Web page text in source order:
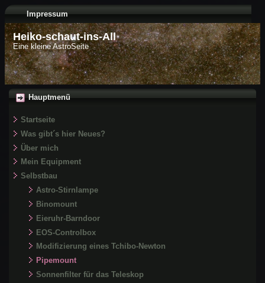
Impressum
Heiko-schaut-ins-All
Eine kleine AstroSeite
Hauptmenü
Startseite
Was gibt´s hier Neues?
Über mich
Mein Equipment
Selbstbau
Astro-Stirnlampe
Binomount
Eieruhr-Barndoor
EOS-Controlbox
Modifizierung eines Tchibo-Newton
Pipemount
Sonnenfilter für das Teleskop